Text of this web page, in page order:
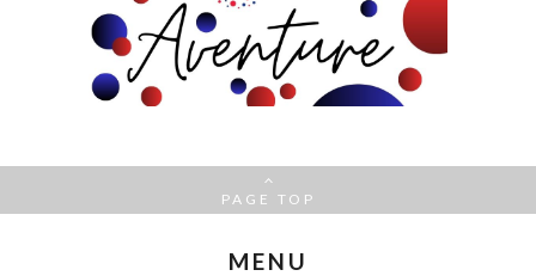
PAGE TOP
MENU